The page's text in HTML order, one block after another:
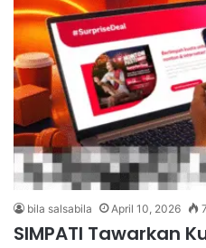
bila salsabila April 10, 2026 7
SIMPATI Tawarkan